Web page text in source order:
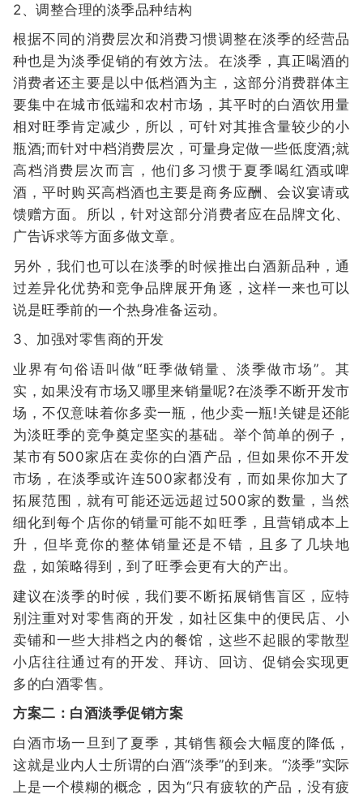
2、调整合理的淡季品种结构
根据不同的消费层次和消费习惯调整在淡季的经营品
种也是为淡季促销的有效方法。在淡季，真正喝酒的
消费者还主要是以中低档酒为主，这部分消费群体主
要集中在城市低端和农村市场，其平时的白酒饮用量
相对旺季肯定减少，所以，可针对其推含量较少的小
瓶酒;而针对中档消费层次，可量身定做一些低度酒;就
高档消费层次而言，他们多习惯于夏季喝红酒或啤
酒，平时购买高档酒也主要是商务应酬、会议宴请或
馈赠方面。所以，针对这部分消费者应在品牌文化、
广告诉求等方面多做文章。
另外，我们也可以在淡季的时候推出白酒新品种，通
过差异化优势和竞争品牌展开角逐，这样一来也可以
说是旺季前的一个热身准备运动。
3、加强对零售商的开发
业界有句俗语叫做“旺季做销量、淡季做市场”。其
实，如果没有市场又哪里来销量呢?在淡季不断开发市
场，不仅意味着你多卖一瓶，他少卖一瓶!关键是还能
为淡旺季的竞争奠定坚实的基础。举个简单的例子，
某市有500家店在卖你的白酒产品，但如果你不开发
市场，在淡季或许连500家都没有，而如果你加大了
拓展范围，就有可能还远远超过500家的数量，当然
细化到每个店你的销量可能不如旺季，且营销成本上
升，但毕竟你的整体销量还是不错，且多了几块地
盘，如策略得到，到了旺季会更有大的产出。
建议在淡季的时候，我们要不断拓展销售盲区，应特
别注重对对零售商的开发，如社区集中的便民店、小
卖铺和一些大排档之内的餐馆，这些不起眼的零散型
小店往往通过有的开发、拜访、回访、促销会实现更
多的白酒零售。
方案二：白酒淡季促销方案
白酒市场一旦到了夏季，其销售额会大幅度的降低，
这就是业内人士所谓的白酒“淡季”的到来。“淡季”实际
上是一个模糊的概念，因为“只有疲软的产品，没有疲